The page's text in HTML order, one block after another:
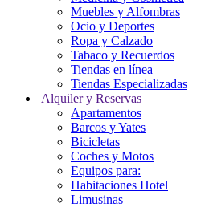
Muebles y Alfombras
Ocio y Deportes
Ropa y Calzado
Tabaco y Recuerdos
Tiendas en línea
Tiendas Especializadas
Alquiler y Reservas
Apartamentos
Barcos y Yates
Bicicletas
Coches y Motos
Equipos para:
Habitaciones Hotel
Limusinas